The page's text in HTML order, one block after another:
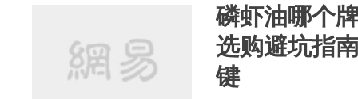
磷虾油哪个
选购避坑指
键